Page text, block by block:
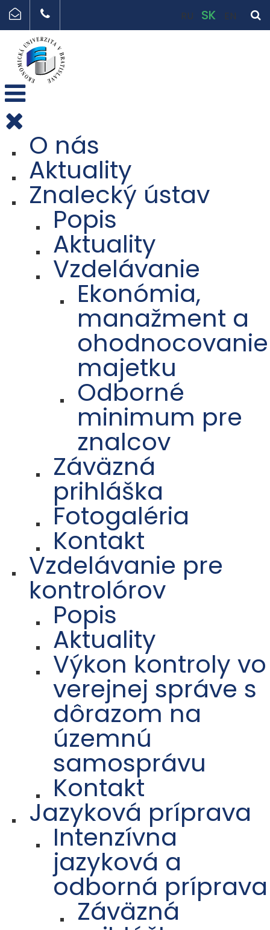
RU SK EN
O nás
Aktuality
Znalecký ústav
Popis
Aktuality
Vzdelávanie
Ekonómia,
manažment a
ohodnocovanie
majetku
Odborné
minimum pre
znalcov
Záväzná
prihláška
Fotogaléria
Kontakt
Vzdelávanie pre
kontrolórov
Popis
Aktuality
Výkon kontroly vo
verejnej správe s
dôrazom na
územnú
samosprávu
Kontakt
Jazyková príprava
Intenzívna
jazyková a
odborná príprava
Záväzná